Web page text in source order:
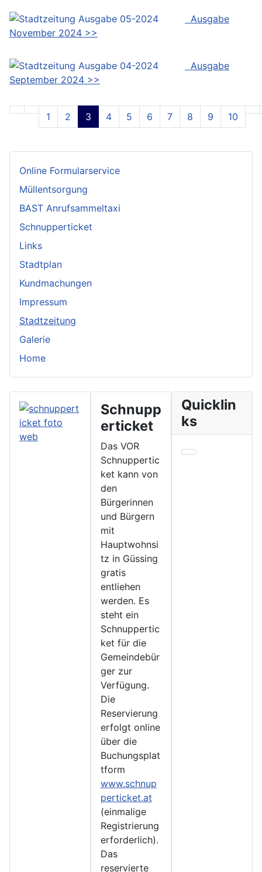
Online Formularservice
Müllentsorgung
BAST Anrufsammeltaxi
Schnupperticket
Links
Stadtplan
Kundmachungen
Impressum
Stadtzeitung
Galerie
Home
Ausgabe
November 2024 >>
Ausgabe
September 2024 >>
1 2 3 4 5 6 7 8 9 10
Schnupp
erticket
Das VOR
Schnuppertic
ket kann von
den
Bürgerinnen
und Bürgern
mit
Hauptwohnsi
tz in Güssing
gratis
entliehen
werden. Es
steht ein
Schnuppertic
ket für die
Gemeindebür
ger zur
Verfügung.
Die
Reservierung
erfolgt online
über die
Buchungsplat
tform
www.schnup
perticket.at
(einmalige
Registrierung
erforderlich).
Das
reservierte
Quicklin
ks